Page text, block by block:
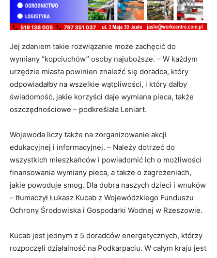
Jej zdaniem takie rozwiązanie może zachęcić do
wymiany “kopciuchów” osoby najuboższe. – W każdym
urzędzie miasta powinien znaleźć się doradca, który
odpowiadałby na wszelkie wątpliwości, i który dałby
świadomość, jakie korzyści daje wymiana pieca, także
oszczędnościowe – podkreślała Leniart.
Wojewoda liczy także na zorganizowanie akcji
edukacyjnej i informacyjnej. – Należy dotrzeć do
wszystkich mieszkańców i powiadomić ich o możliwości
finansowania wymiany pieca, a także o zagrożeniach,
jakie powoduje smog. Dla dobra naszych dzieci i wnuków
– tłumaczył Łukasz Kucab z Wojewódzkiego Funduszu
Ochrony Środowiska i Gospodarki Wodnej w Rzeszowie.
Kucab jest jednym z 5 doradców energetycznych, którzy
rozpoczęli działalność na Podkarpaciu. W całym kraju jest